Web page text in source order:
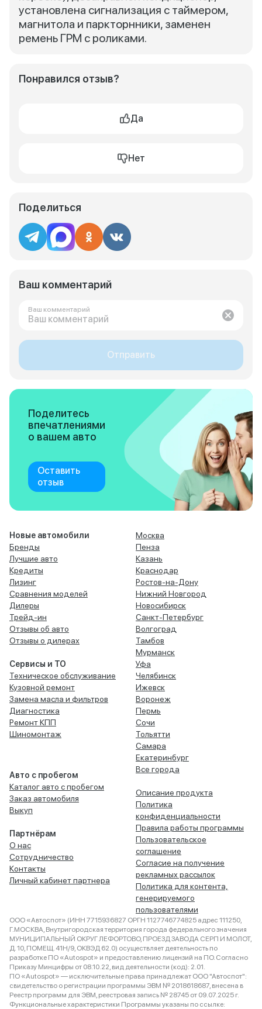
установлена сигнализация с таймером,
магнитола и паркторнники, заменен
ремень ГРМ с роликами.
Понравился отзыв?
Да
Нет
Поделиться
Ваш комментарий
Ваш комментарий
Отправить
Поделитесь
впечатлениями
о вашем авто
Оставить
отзыв
Новые автомобили
Бренды
Лучшие авто
Кредиты
Лизинг
Сравнения моделей
Дилеры
Трейд-ин
Отзывы об авто
Отзывы о дилерах
Сервисы и ТО
Техническое обслуживание
Кузовной ремонт
Замена масла и фильтров
Диагностика
Ремонт КПП
Шиномонтаж
Авто с пробегом
Каталог авто с пробегом
Заказ автомобиля
Выкуп
Партнёрам
О нас
Сотрудничество
Контакты
Личный кабинет партнера
Москва
Пенза
Казань
Краснодар
Ростов-на-Дону
Нижний Новгород
Новосибирск
Санкт-Петербург
Волгоград
Тамбов
Мурманск
Уфа
Челябинск
Ижевск
Воронеж
Пермь
Сочи
Тольятти
Самара
Екатеринбург
Все города
Описание продукта
Политика
конфиденциальности
Правила работы программы
Пользовательское
соглашение
Согласие на получение
рекламных рассылок
Политика для контента,
генерируемого
пользователями
ООО «Автоспот» (ИНН 7715936827 ОРГН 1127746774825 адрес 111250,
Г.МОСКВА, Внутригородская территория города федерального значения
МУНИЦИПАЛЬНЫЙ ОКРУГ ЛЕФОРТОВО, ПРОЕЗД ЗАВОДА СЕРП И МОЛОТ,
Д. 10, ПОМЕЩ. 41Н/9, ОКВЭД 62.0) осуществляет деятельность по
разработке ПО «Autospot» и предоставлению лицензий на ПО. Согласно
Приказу Минцифры от 08.10.22, вид деятельности (код): 2.01.
ПО «Autospot» — исключительные права принадлежат ООО "Автоспот":
свидетельство о регистрации программы ЭВМ № 2018618687, внесена в
Реестр программ для ЭВМ, реестровая запись № 28745 от 09.07.2025 г.
Функциональные характеристики Программы указаны по ссылке: